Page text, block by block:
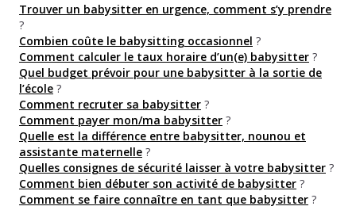
Trouver un babysitter en urgence, comment s’y prendre
?
Combien coûte le babysitting occasionnel ?
Comment calculer le taux horaire d’un(e) babysitter ?
Quel budget prévoir pour une babysitter à la sortie de
l’école ?
Comment recruter sa babysitter ?
Comment payer mon/ma babysitter ?
Quelle est la différence entre babysitter, nounou et
assistante maternelle ?
Quelles consignes de sécurité laisser à votre babysitter ?
Comment bien débuter son activité de babysitter ?
Comment se faire connaître en tant que babysitter ?